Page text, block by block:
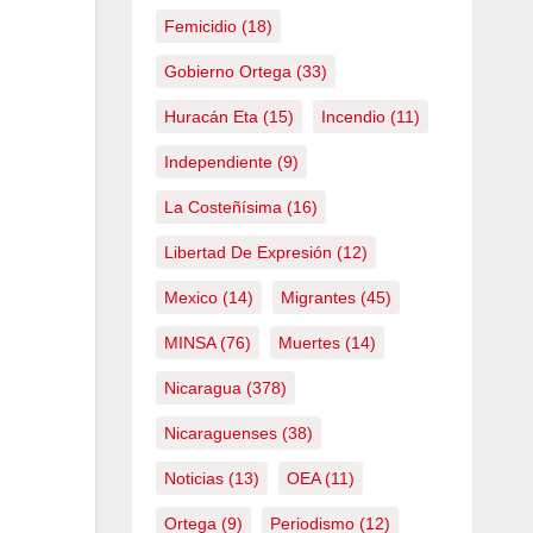
Femicidio(18)
Gobierno Ortega (33)
Huracán Eta (15) Incendio(11)
Independiente(9)
La Costeñísima (16)
Libertad De Expresión (12)
Mexico(14) Migrantes(45)
MINSA(76) Muertes(14)
Nicaragua (378)
Nicaraguenses(38)
Noticias(13) OEA(11)
Ortega (9) Periodismo(12)